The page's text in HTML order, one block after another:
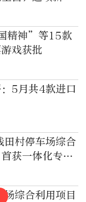
精神”等15款
戏获批
5月共4款进口
村停车场综合
获一体化专项
场综合利用项目